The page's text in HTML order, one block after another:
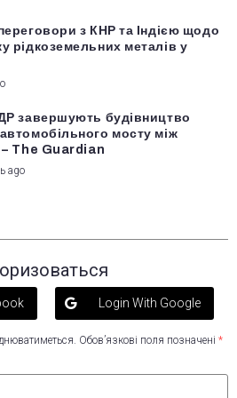
з КНР та Індією щодо
рідкоземельних металів у
завершують будівництво
мосту між
– The Guardian
ago
Login With Google
Обов’язкові поля позначені *